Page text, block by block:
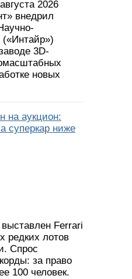
2026
внедрил
(«Интайр»)
3D-
новых
на аукцион:
суперкар ниже
Ferrari
редких лотов
Спрос
за право
100 человек.